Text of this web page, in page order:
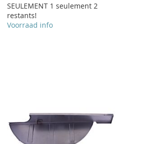
SEULEMENT 1 seulement 2
restants!
Voorraad info